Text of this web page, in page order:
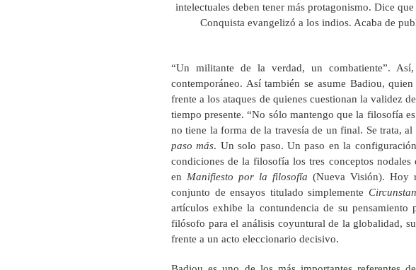
intelectuales deben tener más protagonismo. Dice
Conquista evangelizó a los indios. Acaba de
“Un militante de la verdad, un combatiente”.
contemporáneo. Así también se asume Badiou,
frente a los ataques de quienes cuestionan la validez
tiempo presente. “No sólo mantengo que la filosofía
no tiene la forma de la travesía de un final. Se trata,
paso más. Un solo paso. Un paso en la
condiciones de la filosofía los tres conceptos
en Manifiesto por la filosofía (Nueva Visión). Hoy
conjunto de ensayos titulado simplemente
artículos exhibe la contundencia de su
filósofo para el análisis coyuntural de la globalidad,
frente a un acto eleccionario decisivo.